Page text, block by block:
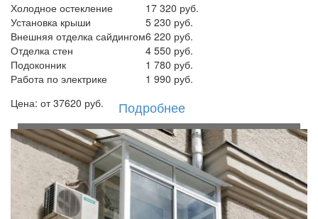
Холодное остекление
17 320 руб.
Установка крыши
5 230 руб.
Внешняя отделка сайдингом6 220 руб.
Отделка стен
4 550 руб.
Подоконник
1 780 руб.
Работа по электрике
1 990 руб.
Цена: от37620 руб. Подробнее